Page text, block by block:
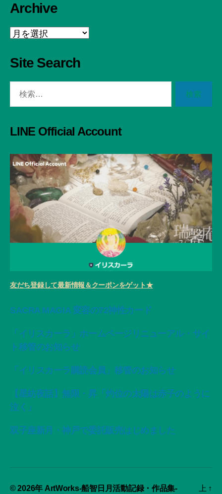
Archive
Archive
Site Search
LINE Official Account
友だち登録して最新情報＆クーポンをゲット★
SACRA MAGIA 変容の72神性カード
「イリスカーラ」ホームページリニューアル・サイ
ト移管のお知らせ
「イリスカーラ購読会員」移管のお知らせ
【星紡夜話】無限・昇「灼位の太陽は赤子のように
泣く」
双子座新月・神戸で委託販売はじめました
© 2026年 ArtWorks-船智日月活動記録・作品集- 上 ↑